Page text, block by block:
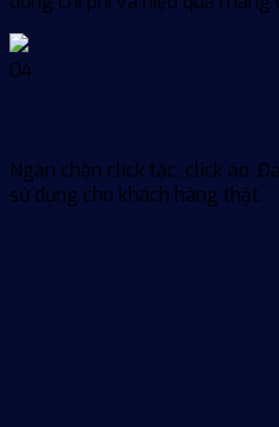
04
Ngăn chặn click tặc, click ảo.
sử dụng cho khách hàng thật.